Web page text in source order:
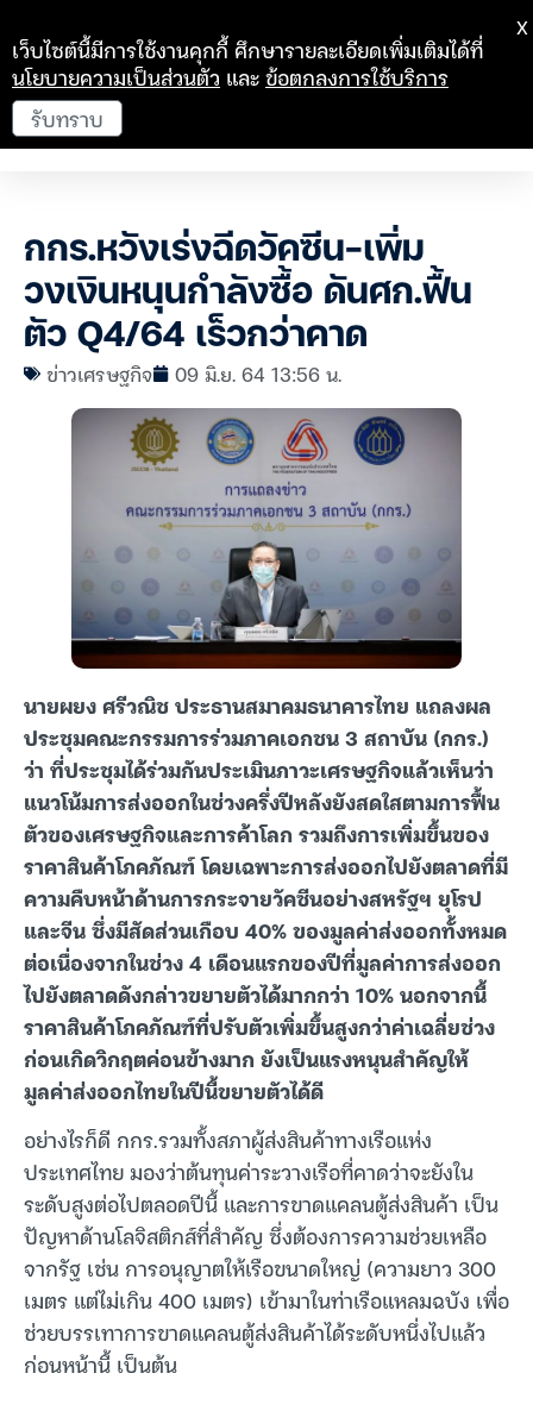
กกร.หวังเร่งฉีดวัคซีน-เพิ่ม
วงเงินหนุนกำลังซื้อ ดันศก.ฟื้น
ตัว Q4/64 เร็วกว่าคาด
ข่าวเศรษฐกิจ 09 มิ.ย. 64 13:56 น.
นายผยง ศรีวณิช ประธานสมาคมธนาคารไทย แถลงผล
ประชุมคณะกรรมการร่วมภาคเอกชน 3 สถาบัน (กกร.)
ว่า ที่ประชุมได้ร่วมกันประเมินภาวะเศรษฐกิจแล้วเห็นว่า
แนวโน้มการส่งออกในช่วงครึ่งปีหลังยังสดใสตามการฟื้น
ตัวของเศรษฐกิจและการค้าโลก รวมถึงการเพิ่มขึ้นของ
ราคาสินค้าโภคภัณฑ์ โดยเฉพาะการส่งออกไปยังตลาดที่มี
ความคืบหน้าด้านการกระจายวัคซีนอย่างสหรัฐฯ ยุโรป
และจีน ซึ่งมีสัดส่วนเกือบ 40% ของมูลค่าส่งออกทั้งหมด
ต่อเนื่องจากในช่วง 4 เดือนแรกของปีที่มูลค่าการส่งออก
ไปยังตลาดดังกล่าวขยายตัวได้มากกว่า 10% นอกจากนี้
ราคาสินค้าโภคภัณฑ์ที่ปรับตัวเพิ่มขึ้นสูงกว่าค่าเฉลี่ยช่วง
ก่อนเกิดวิกฤตค่อนข้างมาก ยังเป็นแรงหนุนสำคัญให้
มูลค่าส่งออกไทยในปีนี้ขยายตัวได้ดี
อย่างไรก็ดี กกร.รวมทั้งสภาผู้ส่งสินค้าทางเรือแห่ง
ประเทศไทย มองว่าต้นทุนค่าระวางเรือที่คาดว่าจะยังใน
ระดับสูงต่อไปตลอดปีนี้ และการขาดแคลนตู้ส่งสินค้า เป็น
ปัญหาด้านโลจิสติกส์ที่สำคัญ ซึ่งต้องการความช่วยเหลือ
จากรัฐ เช่น การอนุญาตให้เรือขนาดใหญ่ (ความยาว 300
เมตร แต่ไม่เกิน 400 เมตร) เข้ามาในท่าเรือแหลมฉบัง เพื่อ
ช่วยบรรเทาการขาดแคลนตู้ส่งสินค้าได้ระดับหนึ่งไปแล้ว
ก่อนหน้านี้ เป็นต้น
เว็บไซต์นี้มีการใช้งานคุกกี้ ศึกษารายละเอียดเพิ่มเติมได้ที่
นโยบายความเป็นส่วนตัว และข้อตกลงการใช้บริการ
รับทราบ
X